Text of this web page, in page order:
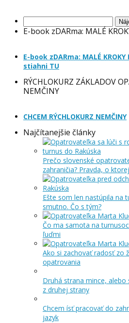
E-book zDARma: MALÉ
E-book zDARma: MALÉ KROKY
stiahni TU
RÝCHLOKURZ ZÁKLADOV
NEMČINY
CHCEM RÝCHLOKURZ NEMČINY
Najčítanejšie články
Prečo slovenské
zahraničia? Pravda, o
Ešte som len nastúpila na
smutno. Čo s tým?
Čo ma samota na
ľuďmi
Ako si zachovať radosť zo
opatrovania
Druhá strana mince,
z druhej strany
Chcem ísť pracovať do
jazyk